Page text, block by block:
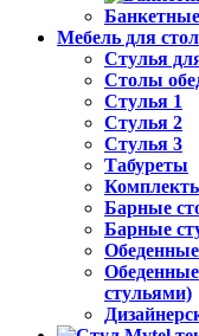
Мебель для
Стулья
Столы
Стулья 1
Стулья 2
Стулья 3
Табуреты
Барные
Барные
стульями)